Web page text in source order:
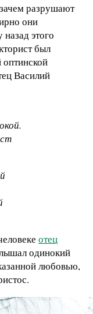
разрушают
они
этого
был
Василий
отец
одинокий
любовью,